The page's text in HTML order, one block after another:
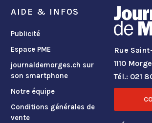
AIDE & INFOS
Publicité
Espace PME
journaldemorges.ch sur
son smartphone
Notre équipe
Conditions générales de
vente
Rue
1110
Tél.: 021